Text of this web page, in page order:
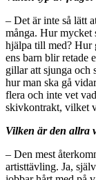
– Det är inte så lätt
många. Hur mycket
hjälpa till med? Hur
ens barn blir retade
gillar att sjunga och
hur man ska gå
flera och inte vet
skivkontrakt, vilket
Vilken är den allra
– Den mest
artisttävling. Ja,